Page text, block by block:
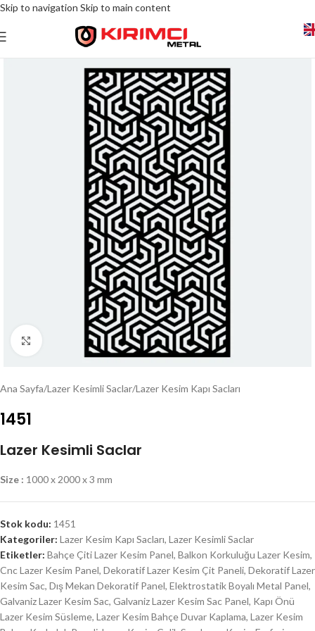
Skip to navigation Skip to main content
Click to enlarge
Ana Sayfa/Lazer Kesimli Saclar/Lazer Kesim Kapı Sacları
1451
Lazer Kesimli Saclar
Size : 1000 x 2000 x 3 mm
Stok kodu: 1451
Kategoriler: Lazer Kesim Kapı Sacları, Lazer Kesimli Saclar
Etiketler: Bahçe Çiti Lazer Kesim Panel, Balkon Korkuluğu Lazer Kesim,
Cnc Lazer Kesim Panel, Dekoratif Lazer Kesim Çit Paneli, Dekoratif Lazer
Kesim Sac, Dış Mekan Dekoratif Panel, Elektrostatik Boyalı Metal Panel,
Galvaniz Lazer Kesim Sac, Galvaniz Lazer Kesim Sac Panel, Kapı Önü
Lazer Kesim Süsleme, Lazer Kesim Bahçe Duvar Kaplama, Lazer Kesim